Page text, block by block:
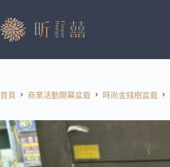
至
主
要
首頁 商業活動開幕盆栽 時尚金錢樹盆栽